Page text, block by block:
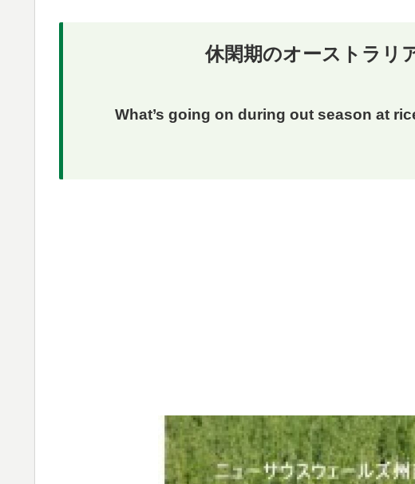
休閑期のオーストラリ
What’s going on during out season at